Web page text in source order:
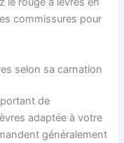
commissures pour
selon sa carnation
de
adaptée à votre
généralement